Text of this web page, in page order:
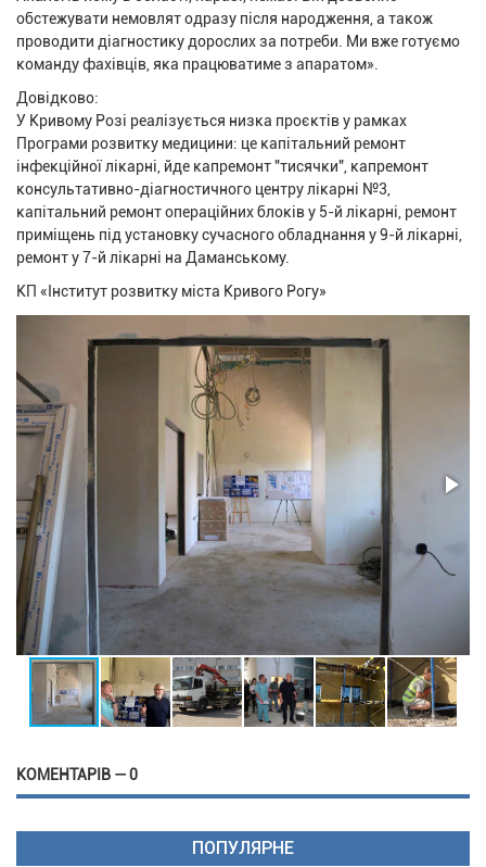
обстежувати немовлят одразу після народження, а також
проводити діагностику дорослих за потреби. Ми вже готуємо
команду фахівців, яка працюватиме з апаратом».
Довідково:
У Кривому Розі реалізується низка проєктів у рамках
Програми розвитку медицини: це капітальний ремонт
інфекційної лікарні, йде капремонт "тисячки", капремонт
консультативно-діагностичного центру лікарні №3,
капітальний ремонт операційних блоків у 5-й лікарні, ремонт
приміщень під установку сучасного обладнання у 9-й лікарні,
ремонт у 7-й лікарні на Даманському.
КП «Інститут розвитку міста Кривого Рогу»
КОМЕНТАРІВ — 0
ПОПУЛЯРНЕ